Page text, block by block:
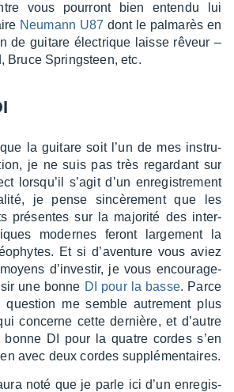
vous pour­ront bien entendu lui
Neumann U87 dont le palma­rès en
de guitare élec­trique laisse rêveur –
Bruce Spring­steen, etc.
la guitare soit l’un de mes instru­
je ne suis pas très regar­dant sur
lorsqu’il s’agit d’un enre­gis­tre­ment
je pense sincè­re­ment que les
présentes sur la majo­rité des inter­
modernes feront large­ment la
Et si d’aven­ture vous aviez
d’in­ves­tir, je vous encou­ra­ge­
une bonne DI pour la basse. Parce
ques­tion me semble autre­ment plus
concerne cette dernière, et d’autre
bonne DI pour la quatre cordes s’en
avec deux cordes supplé­men­taires.
noté que je parle ici d’un enre­gis­